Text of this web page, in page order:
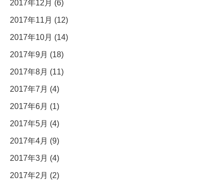
2017年12月 (6)
2017年11月 (12)
2017年10月 (14)
2017年9月 (18)
2017年8月 (11)
2017年7月 (4)
2017年6月 (1)
2017年5月 (4)
2017年4月 (9)
2017年3月 (4)
2017年2月 (2)